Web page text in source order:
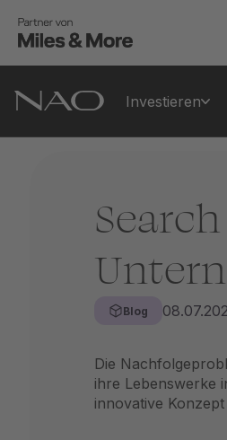
Investieren
Blog
Die
ihre Lebenswerke
innovative